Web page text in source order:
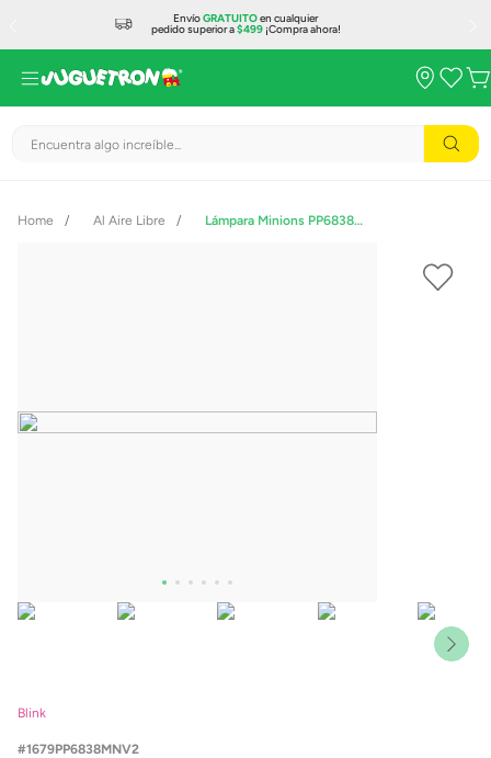
EnvíoGRATUITOen cualquier
pedido superior a$499¡Compra ahora!
Encuentra algo increíble...
Al Aire Libre Lámpara Minions PP6838MNV2
Blink
1679PP6838MNV2